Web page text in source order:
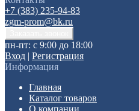
+7 (383) 235-94-83
zgm-prom@bk.ru
пн-пт: с 9:00 до 18:00
Вход | Регистрация
Информация
Главная
Каталог товаров